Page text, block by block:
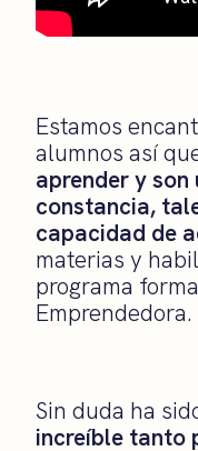
Estamos
alumnos así
aprender y son
constancia,
capacidad de
materias y
programa
Emprendedora.
Sin duda ha
increíble tanto